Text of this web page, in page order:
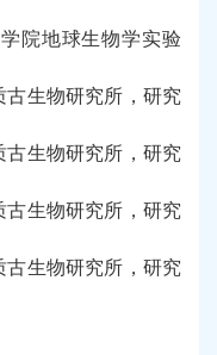
院地球生物学实验
古生物研究所，研究
古生物研究所，研究
古生物研究所，研究
古生物研究所，研究